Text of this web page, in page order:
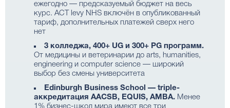
ежегодно — предсказуемый бюджет на весь
курс. ACT levy NHS включён в опубликованный
тариф, дополнительных платежей сверх него
нет
3 колледжа, 400+ UG и 300+ PG программ.
От медицины и ветеринарии до arts, humanities,
engineering и computer science — широкий
выбор без смены университета
Edinburgh Business School — triple-
аккредитация AACSB, EQUIS, AMBA. Менее